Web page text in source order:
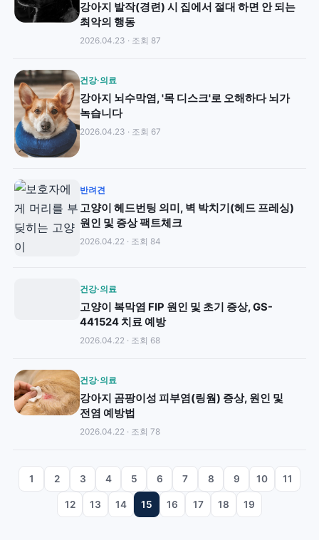
강아지 발작(경련) 시 집에서 절대 하면 안 되는
최악의 행동
2026.04.23 · 조회 87
건강·의료
강아지 뇌수막염, '목 디스크'로 오해하다 뇌가
녹습니다
2026.04.23 · 조회 67
반려견
고양이 헤드번팅 의미, 벽 박치기(헤드 프레싱)
원인 및 증상 팩트체크
2026.04.22 · 조회 84
건강·의료
고양이 복막염 FIP 원인 및 초기 증상, GS-
441524 치료 예방
2026.04.22 · 조회 68
건강·의료
강아지 곰팡이성 피부염(링웜) 증상, 원인 및
전염 예방법
2026.04.22 · 조회 78
1 2 3 4 5 6 7 8 9 10 11
12 13 14 15 16 17 18 19